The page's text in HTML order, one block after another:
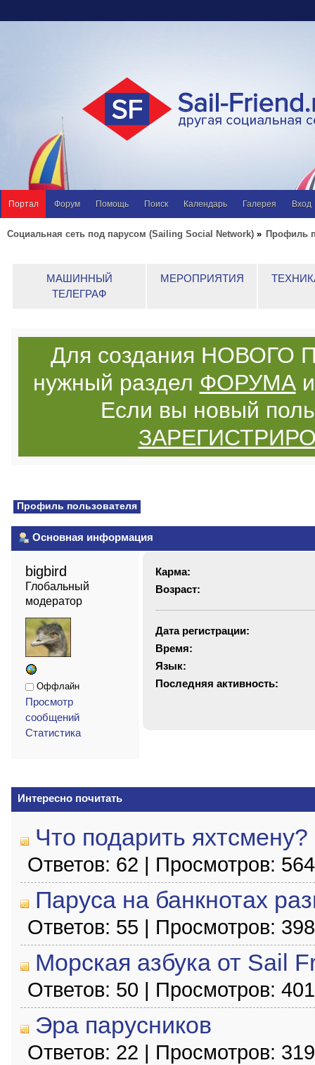
Портал Форум Помощь Поиск Календарь Галерея Вход
Социальная сеть под парусом (Sailing Social Network) » Профиль
МАШИННЫЙ
ТЕЛЕГРАФ
МЕРОПРИЯТИЯ
Для создания НОВОГО
нужный раздел ФОРУМАи
Если вы новый
Профиль пользователя
Основная информация
bigbird
Глобальный
модератор
Оффлайн
Просмотр
сообщений
Статистика
Карма:
Возраст:
Дата регистрации:
Время:
Язык:
Последняя активность:
Интересно почитать
Что подарить яхтсмену?
Ответов: 62 | Просмотров:
Паруса на банкнотах
Ответов: 55 | Просмотров:
Морская азбука от Sail
Ответов: 50 | Просмотров:
Эра парусников
Ответов: 22 | Просмотров: